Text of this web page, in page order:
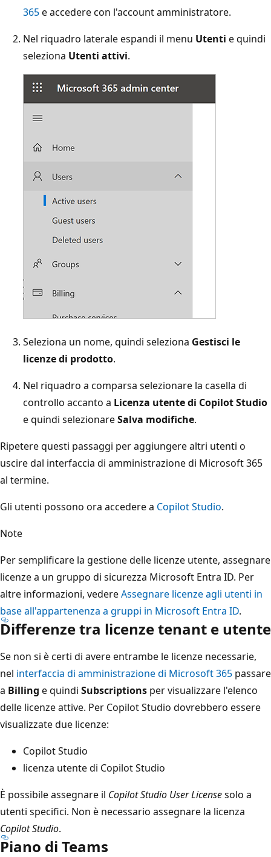
365e accedere con l'account amministratore.
Nel riquadro laterale espandi il menu Utenti e quindi
seleziona Utenti attivi.
Seleziona un nome, quindi seleziona Gestisci le
licenze di prodotto.
Nel riquadro a comparsa selezionare la casella di
controllo accanto a Licenza utente di Copilot Studio
e quindi selezionareSalva modifiche.
Ripetere questi passaggi per aggiungere altri utenti o
uscire dal interfaccia di amministrazione di Microsoft 365
al termine.
Gli utenti possono ora accedere a Copilot Studio.
Note
Per semplificare la gestione delle licenze utente, assegnare
licenze a un gruppo di sicurezza Microsoft Entra ID. Per
altre informazioni, vedereAssegnare licenze agli utenti in
base all'appartenenza a gruppi in Microsoft Entra ID.
Differenze tra licenze tenant e utente
Se non si è certi di avere entrambe le licenze necessarie,
nel interfaccia di amministrazione di Microsoft 365 passare
a Billing e quindi Subscriptions per visualizzare l'elenco
delle licenze attive. Per Copilot Studio dovrebbero essere
visualizzate due licenze:
Copilot Studio
licenza utente di Copilot Studio
È possibile assegnare il Copilot Studio User Licensesolo a
utenti specifici. Non è necessario assegnare la licenza
Copilot Studio.
Piano di Teams